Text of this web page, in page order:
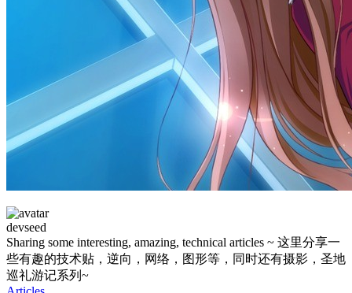
devseed
Sharing some interesting, amazing, technical articles ~ 这里分享一
些有趣的技术贴，逆向，网络，图形等，同时还有摄影，圣地
巡礼游记系列~